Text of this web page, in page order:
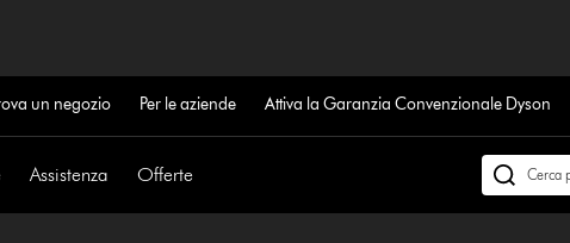
un negozio Per le aziende Attiva la Garanzia Convenzionale Dyson
Assistenza Offerte
Cerca